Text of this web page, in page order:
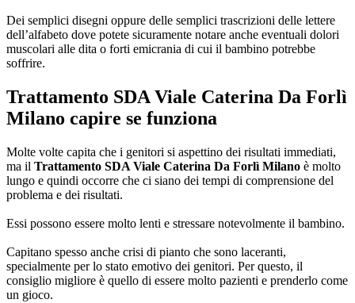
Dei semplici disegni oppure delle semplici trascrizioni delle lettere
dell’alfabeto dove potete sicuramente notare anche eventuali dolori
muscolari alle dita o forti emicrania di cui il bambino potrebbe
soffrire.
Trattamento SDA Viale Caterina Da Forlì
Milano capire se funziona
Molte volte capita che i genitori si aspettino dei risultati immediati,
ma il Trattamento SDA Viale Caterina Da Forlì Milano è molto
lungo e quindi occorre che ci siano dei tempi di comprensione del
problema e dei risultati.
Essi possono essere molto lenti e stressare notevolmente il bambino.
Capitano spesso anche crisi di pianto che sono laceranti,
specialmente per lo stato emotivo dei genitori. Per questo, il
consiglio migliore è quello di essere molto pazienti e prenderlo come
un gioco.